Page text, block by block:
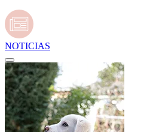
NOTICIAS